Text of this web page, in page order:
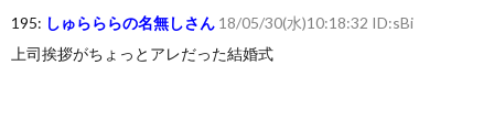
いきなり円高 (7/30)
195: しゅらららの名無しさん 18/05/30(水)10:18:32 ID:sBi
上司挨拶がちょっとアレだった結婚式